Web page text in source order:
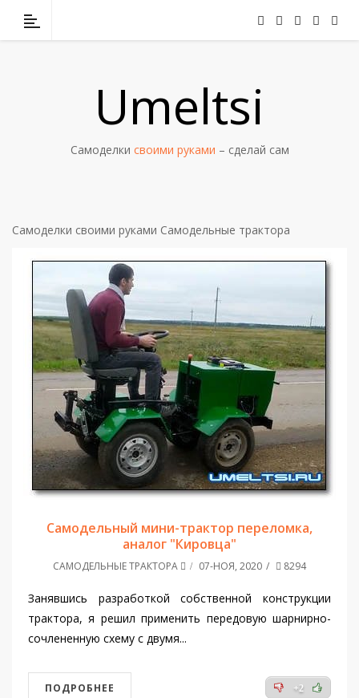
Umeltsi
Самоделки своими руками – сделай сам
Самоделки своими руками Самодельные трактора
Самодельный мини-трактор переломка,
аналог "Кировца"
САМОДЕЛЬНЫЕ ТРАКТОРА 07-НОЯ, 2020 8294
Занявшись разработкой собственной конструкции
трактора, я решил применить передовую шарнирно-
сочлененную схему с двумя...
+2
ПОДРОБНЕЕ